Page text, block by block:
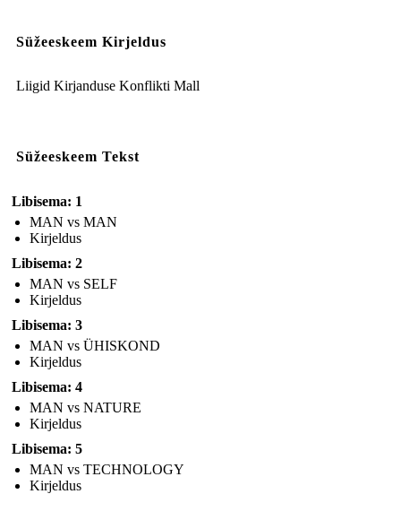
Süžeeskeem Kirjeldus
Liigid Kirjanduse Konflikti Mall
Süžeeskeem Tekst
Libisema: 1
MAN vs MAN
Kirjeldus
Libisema: 2
MAN vs SELF
Kirjeldus
Libisema: 3
MAN vs ÜHISKOND
Kirjeldus
Libisema: 4
MAN vs NATURE
Kirjeldus
Libisema: 5
MAN vs TECHNOLOGY
Kirjeldus